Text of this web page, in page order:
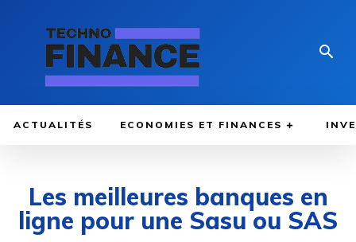
ACTUALITÉS ECONOMIES ET FINANCES
Les meilleures banques en
ligne pour une Sasu ou SAS